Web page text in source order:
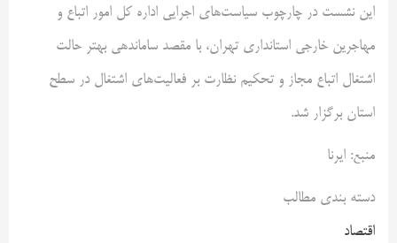
این نشست در چارچوب سیاست‌های اجرایی اداره کل امور اتباع و
مهاجرین خارجی استانداری تهران، با مقصد ساماندهی بهتر حالت
اشتغال اتباع مجاز و تحکیم نظارت بر فعالیت‌های اشتغال در سطح
استان برگزار شد.
منبع: ایرنا
دسته بندی مطالب
اقتصاد